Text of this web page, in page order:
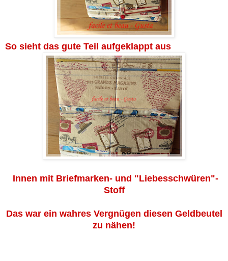
So sieht das gute Teil aufgeklappt aus
Innen mit Briefmarken- und "Liebesschwüren"-
Stoff
Das war ein wahres Vergnügen diesen Geldbeutel
zu nähen!